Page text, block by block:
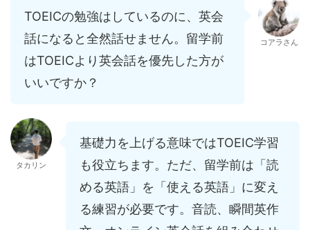
TOEICの勉強はしているのに、英会
話になると全然話せません。留学前
はTOEICより英会話を優先した方が
いいですか？
コアラさん
タカリン
基礎力を上げる意味ではTOEIC学習
も役立ちます。ただ、留学前は「読
める英語」を「使える英語」に変え
る練習が必要です。音読、瞬間英作